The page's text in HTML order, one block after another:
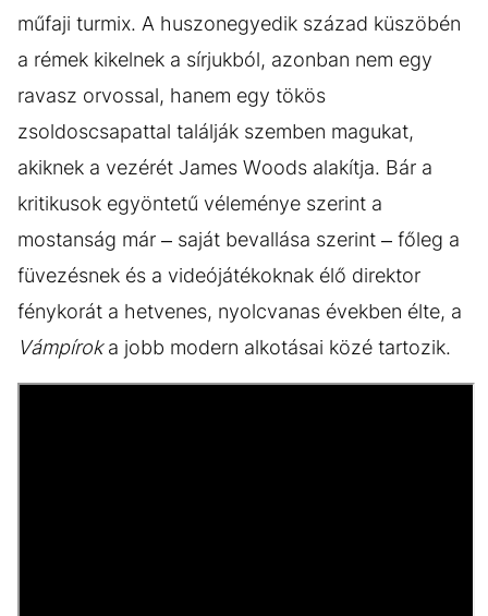
műfaji turmix. A huszonegyedik század küszöbén
a rémek kikelnek a sírjukból, azonban nem egy
ravasz orvossal, hanem egy tökös
zsoldoscsapattal találják szemben magukat,
akiknek a vezérét James Woods alakítja. Bár a
kritikusok egyöntetű véleménye szerint a
mostanság már – saját bevallása szerint – főleg a
füvezésnek és a videójátékoknak élő direktor
fénykorát a hetvenes, nyolcvanas években élte, a
Vámpíroka jobb modern alkotásai közé tartozik.